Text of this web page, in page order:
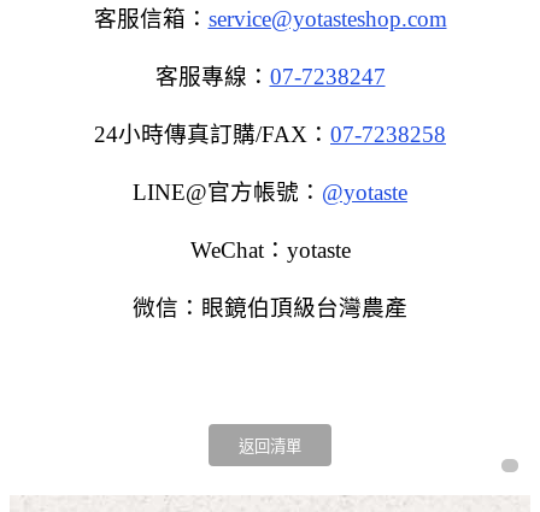
客服信箱： service@yotasteshop.com
客服專線： 07-7238247
24小時傳真訂購/FAX： 07-7238258
LINE@官方帳號： @yotaste
WeChat：yotaste
微信：眼鏡伯頂級台灣農產